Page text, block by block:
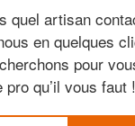
quel artisan
en quelques
pour
qu’il vous faut !